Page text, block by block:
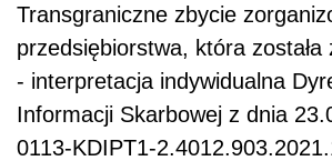
Transgraniczne zbycie
przedsiębiorstwa, która została
- interpretacja indywidualna
Informacji Skarbowej z dnia
0113-KDIPT1-